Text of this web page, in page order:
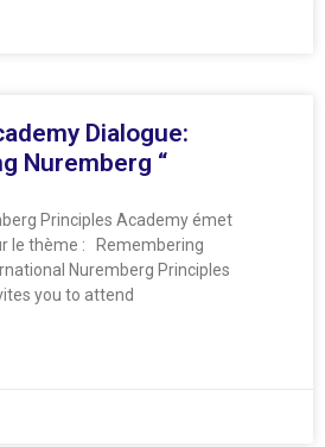
Dialogue:
Nuremberg “
Principles Academy émet
le thème : Remembering
Nuremberg Principles
you to attend